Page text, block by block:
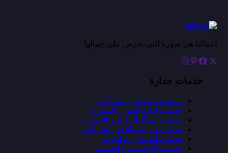
أعمالنا هي صورنا التي نحرص على جمالها
خدمات جدارة
تأسيس و تسجيل الشركات
خدمات ادارة الموارد البشرية
خدمات مسك الدفاتر و الحسابات
خدمات تصفية واغلاق الشركات
خدمات استشارات ادارية
خدمات المحاسبة و الضريبة